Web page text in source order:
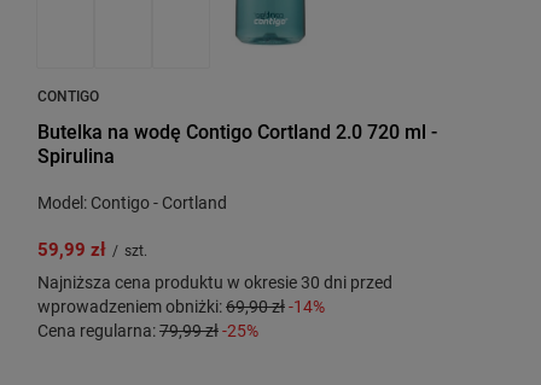
CONTIGO
Butelka na wodę Contigo Cortland 2.0 720 ml -
Spirulina
Model: Contigo - Cortland
59,99 zł / szt.
Najniższa cena produktu w okresie 30 dni przed
wprowadzeniem obniżki:69,90 zł-14%
Cena regularna:79,99 zł-25%